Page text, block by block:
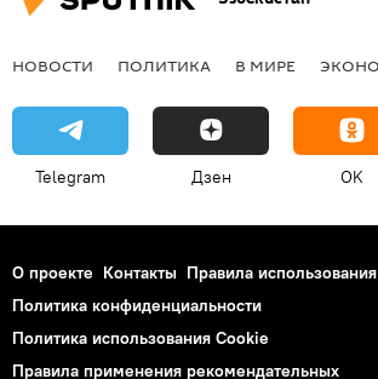
НОВОСТИ ПОЛИТИКА В МИРЕ
Telegram Дзен OK
О проекте Контакты Правила использования
Политика конфиденциальности
Политика использования Cookie
Правила применения рекомендательных